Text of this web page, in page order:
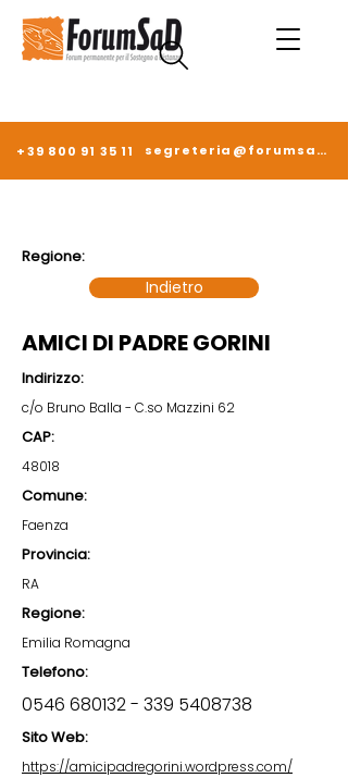
+39 800 91 35 11 segreteria@forumsad.it
Regione:
Indietro
AMICI DI PADRE GORINI
Indirizzo:
c/o Bruno Balla - C.so Mazzini 62
CAP:
48018
Comune:
Faenza
Provincia:
RA
Regione:
Emilia Romagna
Telefono:
0546 680132 - 339 5408738
Sito Web:
https://amicipadregorini.wordpress.com/